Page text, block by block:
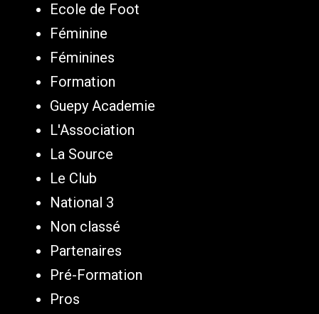
Ecole de Foot
Féminine
Féminines
Formation
Guepy Academie
L'Association
La Source
Le Club
National 3
Non classé
Partenaires
Pré-Formation
Pros